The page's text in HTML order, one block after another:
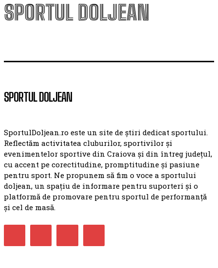
SPORTUL DOLJEAN
SPORTUL DOLJEAN
SportulDoljean.ro este un site de știri dedicat sportului.
Reflectăm activitatea cluburilor, sportivilor și
evenimentelor sportive din Craiova și din întreg județul,
cu accent pe corectitudine, promptitudine și pasiune
pentru sport. Ne propunem să fim o voce a sportului
doljean, un spațiu de informare pentru suporteri și o
platformă de promovare pentru sportul de performanță
și cel de masă.